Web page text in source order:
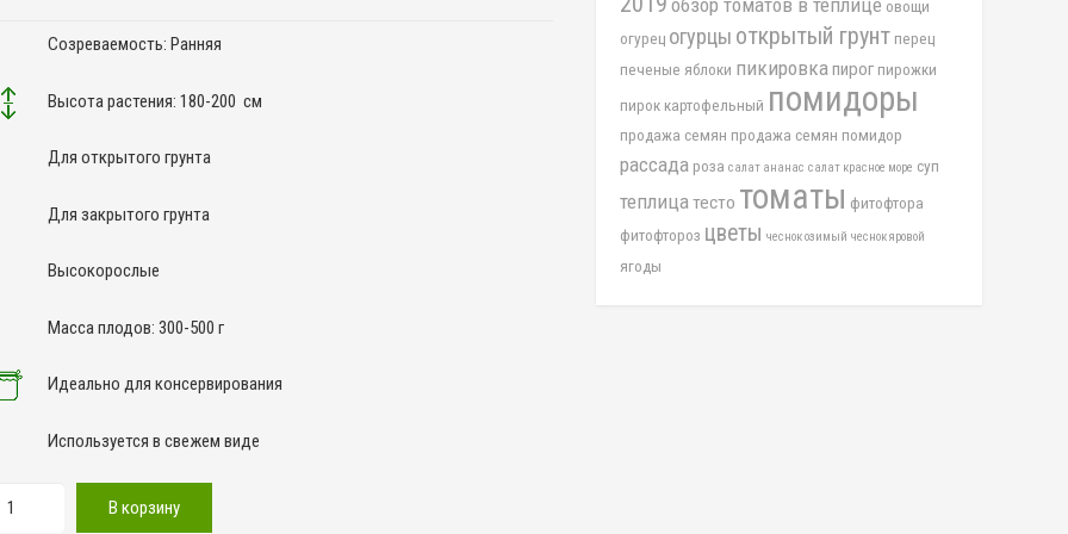
Созреваемость: Ранняя
Высота растения: 180-200 см
Для открытого грунта
Для закрытого грунта
Высокорослые
Масса плодов: 300-500 г
Идеально для консервирования
Используется в свежем виде
В корзину
обзор томатов в теплице овощи
огурец огурцы открытый грунт перец
печеные яблоки пикировкапирог пирожки
пирок картофельный помидоры
продажа семян продажа семян помидор
рассада роза салат ананас салат красное море суп
теплицатесто томаты фитофтора
фитофтороз цветы чеснок озимый чеснок яровой
ягоды